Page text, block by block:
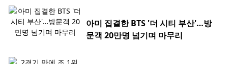
아미 집결한 BTS '더 시티 부산'…방
문객 20만명 넘기며 마무리